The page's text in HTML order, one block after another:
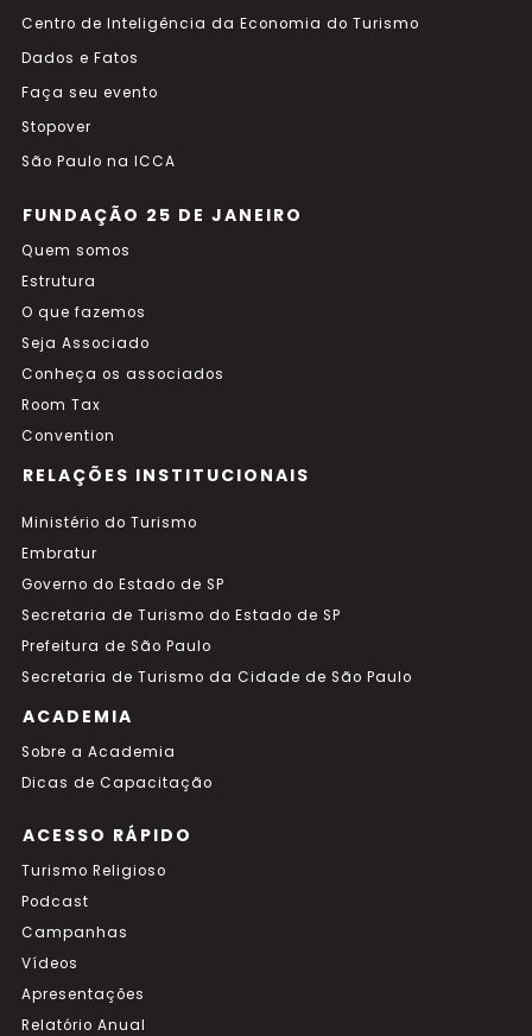
Centro de Inteligência da Economia do Turismo
Dados e Fatos
Faça seu evento
Stopover
São Paulo na ICCA
FUNDAÇÃO 25 DE JANEIRO
Quem somos
Estrutura
O que fazemos
Seja Associado
Conheça os associados
Room Tax
Convention
RELAÇÕES INSTITUCIONAIS
Ministério do Turismo
Embratur
Governo do Estado de SP
Secretaria de Turismo do Estado de SP
Prefeitura de São Paulo
Secretaria de Turismo da Cidade de São Paulo
ACADEMIA
Sobre a Academia
Dicas de Capacitação
ACESSO RÁPIDO
Turismo Religioso
Podcast
Campanhas
Vídeos
Apresentações
Relatório Anual